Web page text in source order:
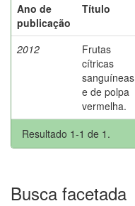
Ano de
publicação
Título
2012
Frutas
cítricas
sanguíneas
e de polpa
vermelha.
Resultado 1-1 de 1.
Busca facetada